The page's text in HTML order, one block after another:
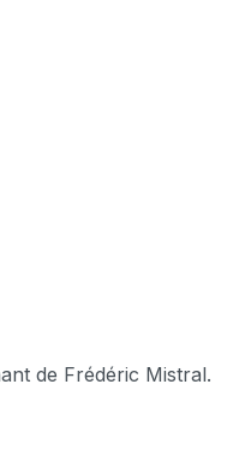
de Frédéric Mistral.